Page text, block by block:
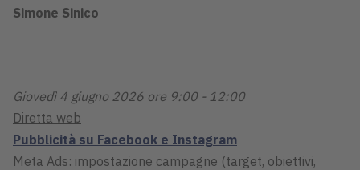
Simone Sinico
Giovedì 4 giugno 2026 ore 9:00 - 12:00
Diretta web
Pubblicità su Facebook e Instagram
Meta Ads: impostazione campagne (target, obiettivi,